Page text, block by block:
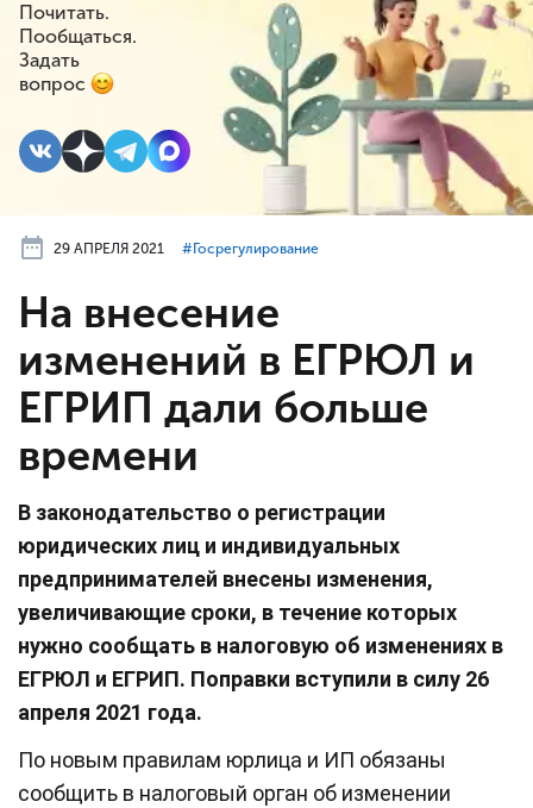
Почитать.
Пообщаться.
Задать
вопрос
29 АПРЕЛЯ 2021 #⁣Госрегулирование
На внесение
изменений в ЕГРЮЛ и
ЕГРИП дали больше
времени
В законодательство о регистрации
юридических лиц и индивидуальных
предпринимателей внесены изменения,
увеличивающие сроки, в течение которых
нужно сообщать в налоговую об изменениях в
ЕГРЮЛ и ЕГРИП. Поправки вступили в силу 26
апреля 2021 года.
По новым правилам юрлица и ИП обязаны
сообщить в налоговый орган об изменении